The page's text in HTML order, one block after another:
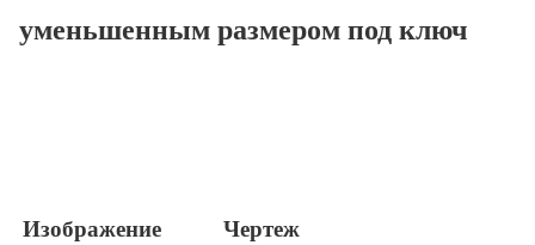
уменьшенным размером под ключ
Изображение Чертеж